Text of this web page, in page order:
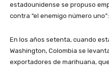
estadounidense se propuso
contra “el enemigo número
En los años setenta, cuando
Washington, Colombia se
exportadores de marihuana,